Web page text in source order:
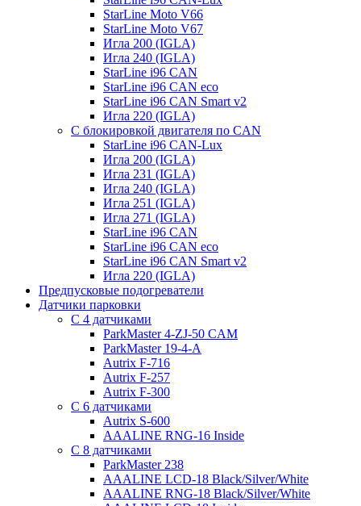
StarLine Moto V66
StarLine Moto V67
Игла 200 (IGLA)
Игла 240 (IGLA)
StarLine i96 CAN
StarLine i96 CAN eco
StarLine i96 CAN Smart v2
Игла 220 (IGLA)
С блокировкой двигателя по CAN
StarLine i96 CAN-Lux
Игла 200 (IGLA)
Игла 231 (IGLA)
Игла 240 (IGLA)
Игла 251 (IGLA)
Игла 271 (IGLA)
StarLine i96 CAN
StarLine i96 CAN eco
StarLine i96 CAN Smart v2
Игла 220 (IGLA)
Предпусковые подогреватели
Датчики парковки
С 4 датчиками
ParkMaster 4-ZJ-50 CAM
ParkMaster 19-4-A
Autrix F-716
Autrix F-257
Autrix F-300
С 6 датчиками
Autrix S-600
AAALINE RNG-16 Inside
С 8 датчиками
ParkMaster 238
AAALINE LCD-18 Black/Silver/White
AAALINE RNG-18 Black/Silver/White